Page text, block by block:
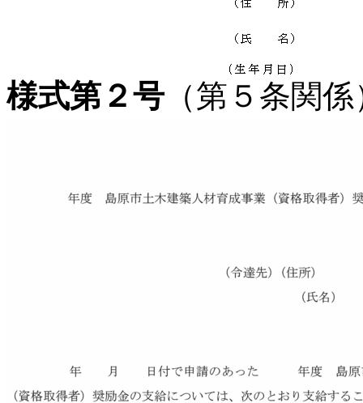
様式第２号（第５条関係